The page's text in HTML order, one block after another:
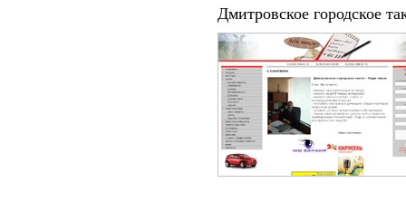
Дмитровское городское